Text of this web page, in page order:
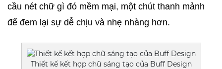
cầu nét chữ gì đó mềm mại, một chút thanh mảnh
để đem lại sự dễ chịu và nhẹ nhàng hơn.
Thiết kế kết hợp chữ sáng tạo của Buff Design